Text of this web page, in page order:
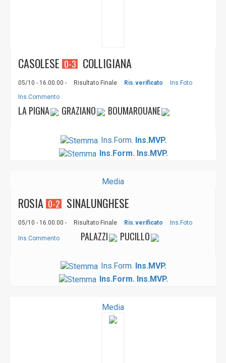
CASOLESE 0-3 COLLIGIANA
05/10 - 16.00.00 - Risultato Finale Ris.verificato
Ins.Foto
Ins.Commento
LA PIGNA GRAZIANO BOUMAROUANE
Ins.Form. Ins.MVP.
Ins.Form. Ins.MVP.
Media
ROSIA 0-2 SINALUNG­HESE
05/10 - 16.00.00 - Risultato Finale Ris.verificato Ins.Foto
Ins.Commento PALAZZI PUCILLO
Ins.Form. Ins.MVP.
Ins.Form. Ins.MVP.
Media